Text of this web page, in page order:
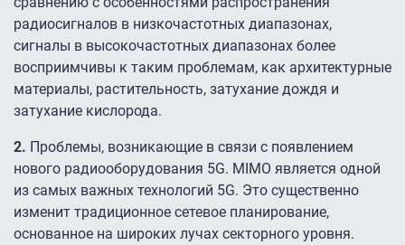
радиосигналов в низкочастотных диапазонах,
сигналы в высокочастотных диапазонах более
восприимчивы к таким проблемам, как архитектурные
материалы, растительность, затухание дождя и
затухание кислорода.
2. Проблемы, возникающие в связи с появлением
нового радиооборудования 5G. MIMO является одной
из самых важных технологий 5G. Это существенно
изменит традиционное сетевое планирование,
основанное на широких лучах секторного уровня.